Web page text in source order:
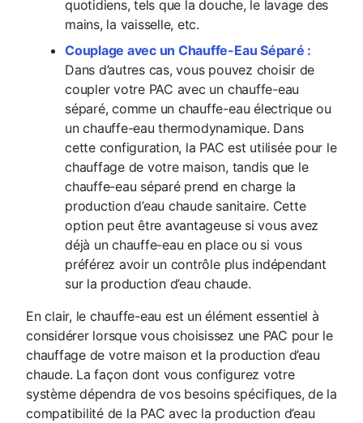
quotidiens, tels que la douche, le lavage des
mains, la vaisselle, etc.
Couplage avec un Chauffe-Eau Séparé :
Dans d’autres cas, vous pouvez choisir de
coupler votre PAC avec un chauffe-eau
séparé, comme un chauffe-eau électrique ou
un chauffe-eau thermodynamique. Dans
cette configuration, la PAC est utilisée pour le
chauffage de votre maison, tandis que le
chauffe-eau séparé prend en charge la
production d’eau chaude sanitaire. Cette
option peut être avantageuse si vous avez
déjà un chauffe-eau en place ou si vous
préférez avoir un contrôle plus indépendant
sur la production d’eau chaude.
En clair, le chauffe-eau est un élément essentiel à
considérer lorsque vous choisissez une PAC pour le
chauffage de votre maison et la production d’eau
chaude. La façon dont vous configurez votre
système dépendra de vos besoins spécifiques, de la
compatibilité de la PAC avec la production d’eau